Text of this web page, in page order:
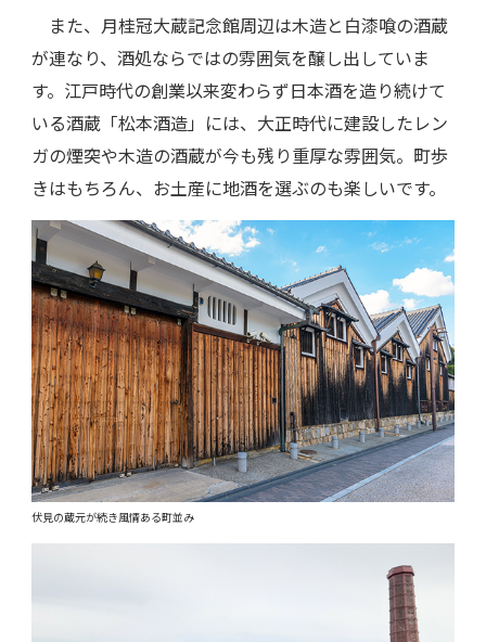
また、月桂冠大蔵記念館周辺は木造と白漆喰の酒蔵
が連なり、酒処ならではの雰囲気を醸し出していま
す。江戸時代の創業以来変わらず日本酒を造り続けて
いる酒蔵「松本酒造」には、大正時代に建設したレン
ガの煙突や木造の酒蔵が今も残り重厚な雰囲気。町歩
きはもちろん、お土産に地酒を選ぶのも楽しいです。
伏見の蔵元が続き風情ある町並み